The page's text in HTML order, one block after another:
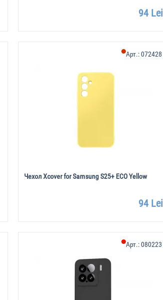
94 Lei
Чехол Xcover for Samsung S25+ ECO Yellow
Арт.:072428
94 Lei
Арт.:080223